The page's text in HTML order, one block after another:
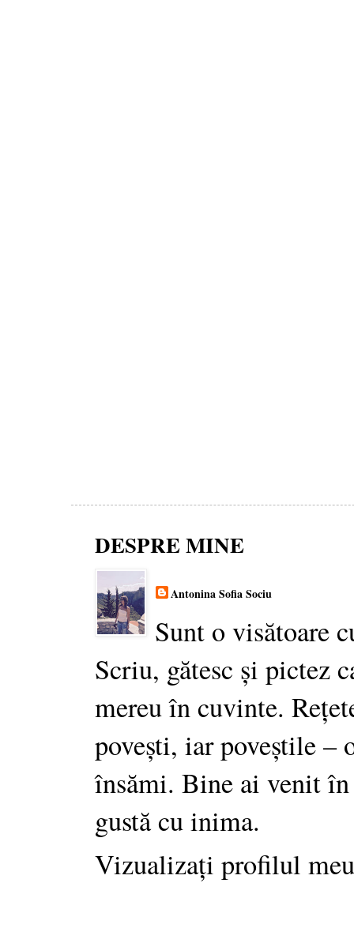
DESPRE MINE
Antonina Sofia Sociu
Sunt o visătoare
Scriu, gătesc și pictez
mereu în cuvinte.
povești, iar poveștile –
însămi. Bine ai venit
gustă cu inima.
Vizualizați profilul